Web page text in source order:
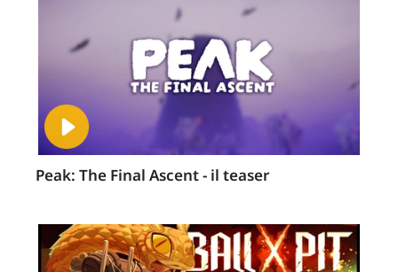
Peak: The Final Ascent - il teaser